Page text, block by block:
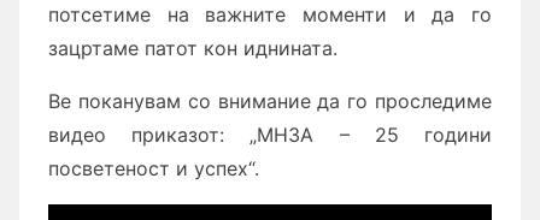
потсетиме на важните моменти и да го
зацртаме патот кон иднината.
Ве поканувам со внимание да го проследиме
видео приказот: „МНЗА – 25 години
посветеност и успех“.